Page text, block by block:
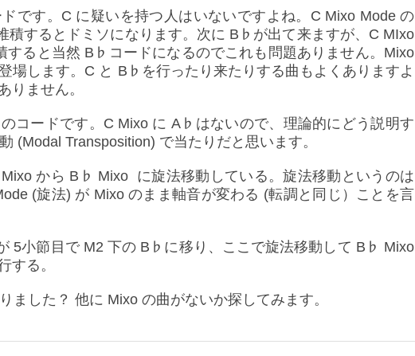
です。C に疑いを持つ人はいないですよね。C Mixo Mode の
積するとドミソになります。次に B♭が出て来ますが、C MIxo
ると当然 B♭コードになるのでこれも問題ありません。Mixo
場します。C と B♭を行ったり来たりする曲もよくありますよ
りません。
コードです。C Mixo に A♭はないので、理論的にどう説明す
(Modal Transposition) で当たりだと思います。
から B♭ Mixo に旋法移動している。旋法移動というのは
(旋法) が Mixo のまま軸音が変わる (転調と同じ）ことを言
5小節目で M2 下の B♭に移り、ここで旋法移動して B♭ Mixo
する。
ました？ 他に Mixo の曲がないか探してみます。